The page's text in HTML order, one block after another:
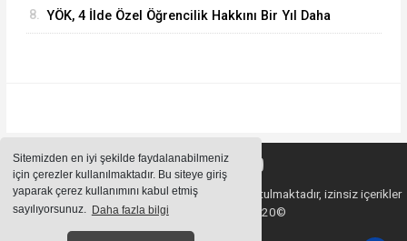
Sitemizden en iyi şekilde faydalanabilmeniz
için çerezler kullanılmaktadır. Bu siteye giriş
yaparak çerez kullanımını kabul etmiş
sayılıyorsunuz. Daha fazla bilgi
8. YÖK, 4 İlde Özel Öğrencilik Hakkını Bir Yıl Daha
Sitemizde bulunan içeriklerin tüm hakları saklı tutulmaktadır, izinsiz içerikler
kullanılamaz. Copyright 2020©